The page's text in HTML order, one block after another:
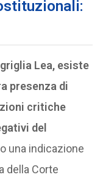
Lea, esiste
presenza di
critiche
del
una indicazione
della Corte